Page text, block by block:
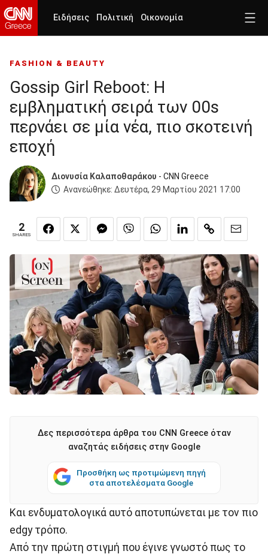
Ειδήσεις Πολιτική Οικονομία
FASHION & BEAUTY
Gossip Girl Reboot: Η
εμβληματική σειρά των 00s
περνάει σε μία νέα, πιο σκοτεινή
εποχή
Διονυσία Καλαποθαράκου - CNN Greece
Ανανεώθηκε: Δευτέρα, 29 Μαρτίου 2021 17:00
2
SHARES
Δες περισσότερα άρθρα του CNN Greece όταν
αναζητάς ειδήσεις στην Google
Προσθήκη ως προτιμώμενη πηγή
στα αποτελέσματα Google
Και ενδυματολογικά αυτό αποτυπώνεται με τον πιο
edgy τρόπο.
Aπό την πρώτη στιγμή που έγινε γνωστό πως το